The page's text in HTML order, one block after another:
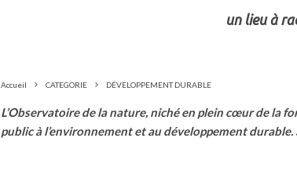
un lieu à
Accueil CATEGORIE DÉVELOPPEMENT DURABLE
L’Observatoire de la nature, niché en plein cœur de la
public à l’environnement et au développement